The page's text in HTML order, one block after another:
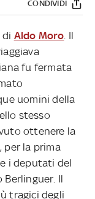
CONDIVIDI
di Aldo Moro . Il
fu fermata
uomini della
stesso
ottenere la
per la prima
i deputati del
Il
tragici degli